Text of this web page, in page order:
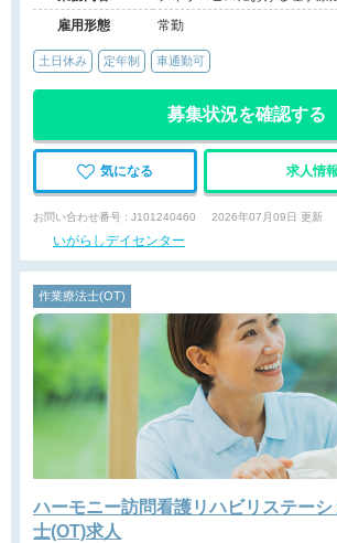
雇用形態
常勤
土日休み 定年制 車通勤可
募集状況を確認する
気になる 求人情
お問い合わせ番号 : J101240460 2026年07月09日 更新
いがらしデイセンター
作業療法士(OT)
ハーモニー訪問看護リハビリステー
士(OT)求人